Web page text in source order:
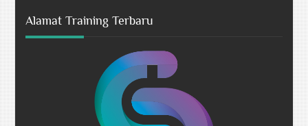
Alamat Training Terbaru